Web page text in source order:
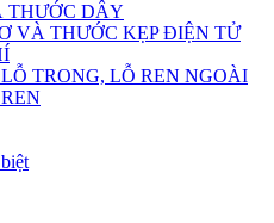
THƯỚC DÂY
VÀ THƯỚC KẸP ĐIỆN TỬ
TRONG, LỖ REN NGOÀI